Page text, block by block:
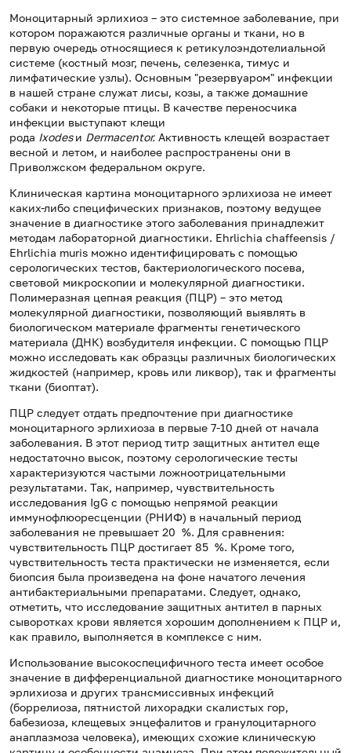
Моноцитарный эрлихиоз – это системное заболевание, при
котором поражаются различные органы и ткани, но в
первую очередь относящиеся к ретикулоэндотелиальной
системе (костный мозг, печень, селезенка, тимус и
лимфатические узлы). Основным "резервуаром" инфекции
в нашей стране служат лисы, козы, а также домашние
собаки и некоторые птицы. В качестве переносчика
инфекции выступают клещи
рода Ixodesи Dermacentor. Активность клещей возрастает
весной и летом, и наиболее распространены они в
Приволжском федеральном округе.
Клиническая картина моноцитарного эрлихиоза не имеет
каких-либо специфических признаков, поэтому ведущее
значение в диагностике этого заболевания принадлежит
методам лабораторной диагностики. Ehrlichia chaffeensis /
Ehrlichia muris можно идентифицировать с помощью
серологических тестов, бактериологического посева,
световой микроскопии и молекулярной диагностики.
Полимеразная цепная реакция (ПЦР) – это метод
молекулярной диагностики, позволяющий выявлять в
биологическом материале фрагменты генетического
материала (ДНК) возбудителя инфекции. С помощью ПЦР
можно исследовать как образцы различных биологических
жидкостей (например, кровь или ликвор), так и фрагменты
ткани (биоптат).
ПЦР следует отдать предпочтение при диагностике
моноцитарного эрлихиоза в первые 7-10 дней от начала
заболевания. В этот период титр защитных антител еще
недостаточно высок, поэтому серологические тесты
характеризуются частыми ложноотрицательными
результатами. Так, например, чувствительность
исследования IgG с помощью непрямой реакции
иммунофлюоресценции (РНИФ) в начальный период
заболевания не превышает 20 %. Для сравнения:
чувствительность ПЦР достигает 85 %. Кроме того,
чувствительность теста практически не изменяется, если
биопсия была произведена на фоне начатого лечения
антибактериальными препаратами. Следует, однако,
отметить, что исследование защитных антител в парных
сыворотках крови является хорошим дополнением к ПЦР и,
как правило, выполняется в комплексе с ним.
Использование высокоспецифичного теста имеет особое
значение в дифференциальной диагностике моноцитарного
эрлихиоза и других трансмиссивных инфекций
(боррелиоза, пятнистой лихорадки скалистых гор,
бабезиоза, клещевых энцефалитов и гранулоцитарного
анаплазмоза человека), имеющих схожие клиническую